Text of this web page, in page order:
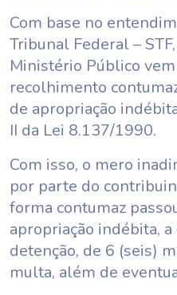
Com base no
Tribunal Federal –
Ministério Público
recolhimento
de apropriação
II da Lei 8.137/1990.
Com isso, o mero
por parte do
forma contumaz
apropriação indébita,
detenção, de 6 (seis)
multa, além de